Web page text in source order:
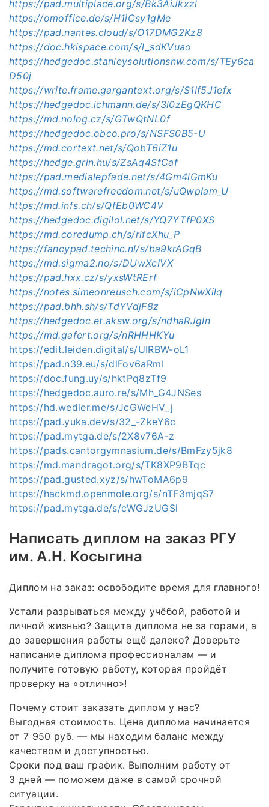
https://pad.multiplace.org/s/Bk3AiJkxzl
https://omoffice.de/s/H1iCsy1gMe
https://pad.nantes.cloud/s/O17DMG2Kz8
https://doc.hkispace.com/s/l_sdKVuao
https://hedgedoc.stanleysolutionsnw.com/s/TEy6ca
D50j
https://write.frame.gargantext.org/s/S1If5J1efx
https://hedgedoc.ichmann.de/s/3l0zEgQKHC
https://md.nolog.cz/s/GTwQtNL0f
https://hedgedoc.obco.pro/s/NSFS0B5-U
https://md.cortext.net/s/QobT6iZ1u
https://hedge.grin.hu/s/ZsAq4SfCaf
https://pad.medialepfade.net/s/4Gm4lGmKu
https://md.softwarefreedom.net/s/uQwpIam_U
https://md.infs.ch/s/QfEb0WC4V
https://hedgedoc.digilol.net/s/YQ7YTfP0XS
https://md.coredump.ch/s/rifcXhu_P
https://fancypad.techinc.nl/s/ba9krAGqB
https://md.sigma2.no/s/DUwXcIVX
https://pad.hxx.cz/s/yxsWtRErf
https://notes.simeonreusch.com/s/iCpNwXilq
https://pad.bhh.sh/s/TdYVdjF8z
https://hedgedoc.et.aksw.org/s/ndhaRJgIn
https://md.gafert.org/s/nRHHHKYu
https://edit.leiden.digital/s/UIRBW-oL1
https://pad.n39.eu/s/dlFov6aRmI
https://doc.fung.uy/s/hktPq8zTf9
https://hedgedoc.auro.re/s/Mh_G4JNSes
https://hd.wedler.me/s/JcGWeHV_j
https://pad.yuka.dev/s/32_-ZkeY6c
https://pad.mytga.de/s/2X8v76A-z
https://pads.cantorgymnasium.de/s/BmFzy5jk8
https://md.mandragot.org/s/TK8XP9BTqc
https://pad.gusted.xyz/s/hwToMA6p9
https://hackmd.openmole.org/s/nTF3mjqS7
https://pad.mytga.de/s/cWGJzUGSl
Написать диплом на заказ РГУ
им. А.Н. Косыгина
Диплом на заказ: освободите время для главного!
Устали разрываться между учёбой, работой и
личной жизнью? Защита диплома не за горами, а
до завершения работы ещё далеко? Доверьте
написание диплома профессионалам — и
получите готовую работу, которая пройдёт
проверку на «отлично»!
Почему стоит заказать диплом у нас?
Выгодная стоимость. Цена диплома начинается
от 7 950 руб. — мы находим баланс между
качеством и доступностью.
Сроки под ваш график. Выполним работу от
3 дней — поможем даже в самой срочной
ситуации.